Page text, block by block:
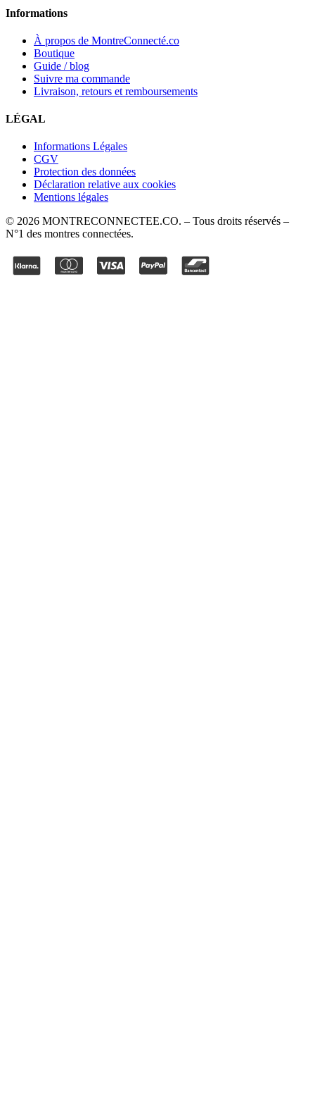
Informations
À propos de MontreConnecté.co
Boutique
Guide / blog
Suivre ma commande
Livraison, retours et remboursements
LÉGAL
Informations Légales
CGV
Protection des données
Déclaration relative aux cookies
Mentions légales
© 2026 MONTRECONNECTEE.CO. – Tous droits réservés –
N°1 des montres connectées.